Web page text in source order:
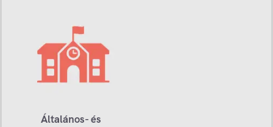
Általános- és